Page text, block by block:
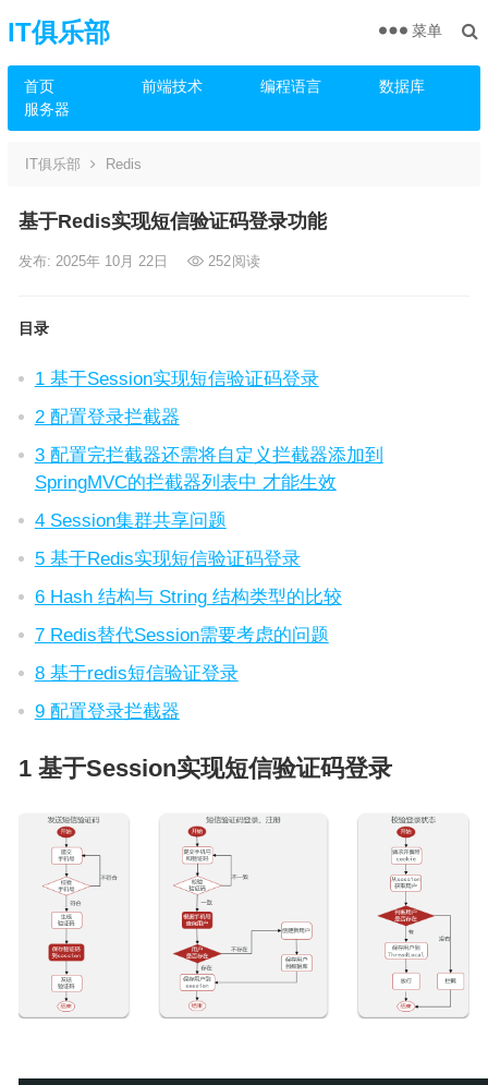
IT俱乐部
首页 前端技术 编程语言
数据库
服务器
菜单
IT俱乐部 Redis
基于Redis实现短信验证码登录功能
发布: 2025年 10月 22日 252阅读
目录
1 基于Session实现短信验证码登录
2 配置登录拦截器
3 配置完拦截器还需将自定义拦截器添加到
SpringMVC的拦截器列表中 才能生效
4 Session集群共享问题
5 基于Redis实现短信验证码登录
6 Hash 结构与 String 结构类型的比较
7 Redis替代Session需要考虑的问题
8 基于redis短信验证登录
9 配置登录拦截器
1 基于Session实现短信验证码登录